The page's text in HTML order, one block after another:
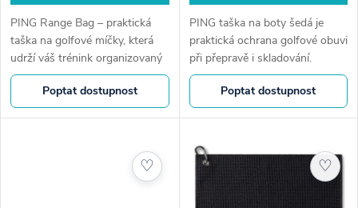
PING Range Bag – praktická
taška na golfové míčky, která
udrží váš trénink organizovaný
a přehledný. Odolný materiál,
dostatek prostoru a
jednoduché přenášení z ní
Poptat dostupnost
PING taška na boty šedá je
praktická ochrana golfové obuvi
při přepravě i skladování.
Odolný materiál, zipové
uzavírání a pohodlné madlo
udrží váš bag čistý a...
Poptat dostupnost
♡ ♡